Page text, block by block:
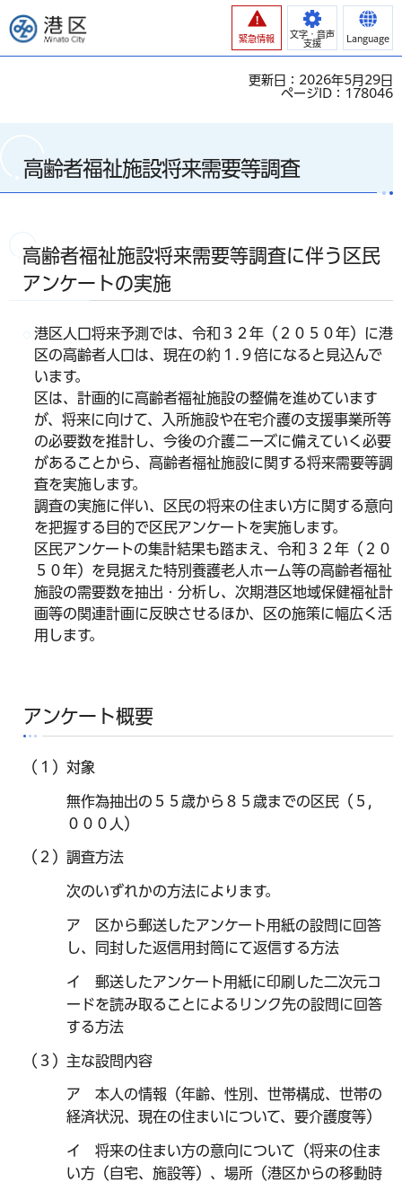
港区
緊急情報
文字・音声
支援
Language
更新日：2026年5月29日
ページID：178046
高齢者福祉施設将来需要等調査
高齢者福祉施設将来需要等調査に伴う区民
アンケートの実施
港区人口将来予測では、令和３２年（２０５０年）に港
区の高齢者人口は、現在の約１.９倍になると見込んで
います。
区は、計画的に高齢者福祉施設の整備を進めています
が、将来に向けて、入所施設や在宅介護の支援事業所等
の必要数を推計し、今後の介護ニーズに備えていく必要
があることから、高齢者福祉施設に関する将来需要等調
査を実施します。
調査の実施に伴い、区民の将来の住まい方に関する意向
を把握する目的で区民アンケートを実施します。
区民アンケートの集計結果も踏まえ、令和３２年（２０
５０年）を見据えた特別養護老人ホーム等の高齢者福祉
施設の需要数を抽出・分析し、次期港区地域保健福祉計
画等の関連計画に反映させるほか、区の施策に幅広く活
用します。
アンケート概要
（１）対象
無作為抽出の５５歳から８５歳までの区民（５，
０００人）
（２）調査方法
次のいずれかの方法によります。
ア 区から郵送したアンケート用紙の設問に回答
し、同封した返信用封筒にて返信する方法
イ 郵送したアンケート用紙に印刷した二次元コ
ードを読み取ることによるリンク先の設問に回答
する方法
（３）主な設問内容
ア 本人の情報（年齢、性別、世帯構成、世帯の
経済状況、現在の住まいについて、要介護度等）
イ 将来の住まい方の意向について（将来の住ま
い方（自宅、施設等）、場所（港区からの移動時